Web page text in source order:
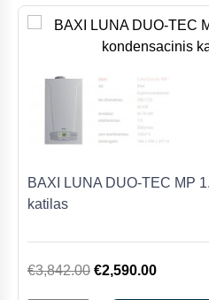
BAXI LUNA DUO-TEC MP
katilas
€3,842.00 Original
€2,590.00Current